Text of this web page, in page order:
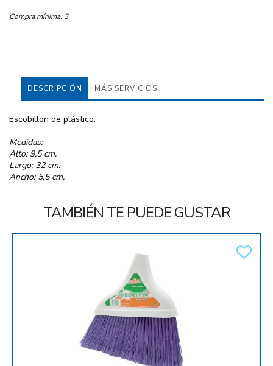
Compra mínima: 3
DESCRIPCIÓN MÁS SERVICIOS
Escobillon de plástico.
Medidas:
Alto: 9,5 cm.
Largo: 32 cm.
Ancho: 5,5 cm.
TAMBIÉN TE PUEDE GUSTAR